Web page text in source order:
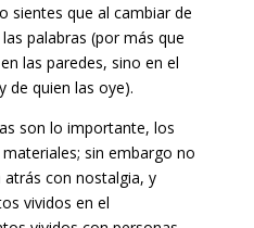
sientes que al cambiar de
palabras (por más que
las paredes, sino en el
de quien las oye).
son lo importante, los
sin embargo no
con nostalgia, y
vividos en el